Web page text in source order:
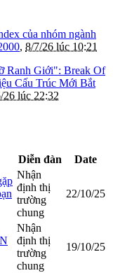
của nhóm ngành
, 8/7/26 lúc 10:21
Ranh Giới": Break Of
Cấu Trúc Mới Bắt
26 lúc 22:32
Diễn đàn
Date
Nhận
định thị
trường
chung
22/10/25
Nhận
định thị
trường
chung
19/10/25